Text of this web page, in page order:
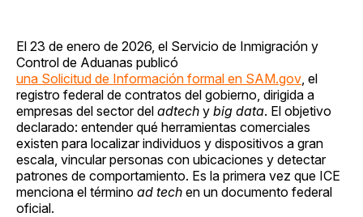
El 23 de enero de 2026, el Servicio de Inmigración y
Control de Aduanas publicó
una Solicitud de Información formal en SAM.gov , el
registro federal de contratos del gobierno, dirigida a
empresas del sector del adtech y big data. El objetivo
declarado: entender qué herramientas comerciales
existen para localizar individuos y dispositivos a gran
escala, vincular personas con ubicaciones y detectar
patrones de comportamiento. Es la primera vez que ICE
menciona el término ad tech en un documento federal
oficial.